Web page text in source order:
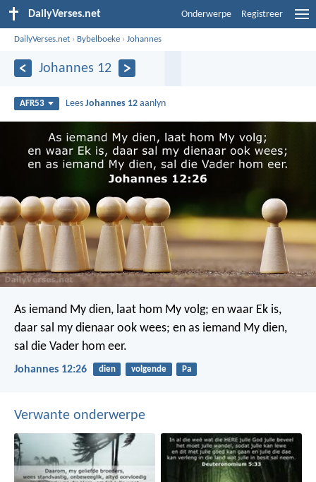
DailyVerses.net Onderwerpe Registreer
DailyVerses.net › Bybelboeke ›Johannes
Johannes 12
AFR53 LeesJohannes 12 aanlyn
As iemand My dien, laat hom My volg; en waar Ek is,
daar sal my dienaar ook wees; en as iemand My dien,
sal die Vader hom eer.
Johannes 12:26 dien volgende Pa
Verwante onderwerpe